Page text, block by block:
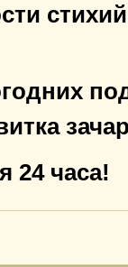
стихий
24 часа!